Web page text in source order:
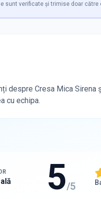
sunt verificate și trimise doar către
despre Cresa Mica Sirena
cu echipa.
5/5